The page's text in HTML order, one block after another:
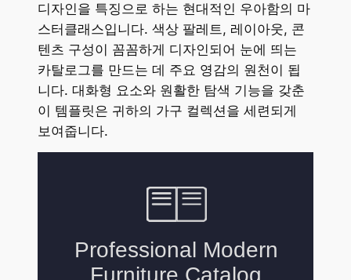
디자인을 특징으로 하는 현대적인 우아함의 마
스터클래스입니다. 색상 팔레트, 레이아웃, 콘
텐츠 구성이 꼼꼼하게 디자인되어 눈에 띄는
카탈로그를 만드는 데 주요 영감의 원천이 됩
니다. 대화형 요소와 원활한 탐색 기능을 갖춘
이 템플릿은 귀하의 가구 컬렉션을 세련되게
보여줍니다.